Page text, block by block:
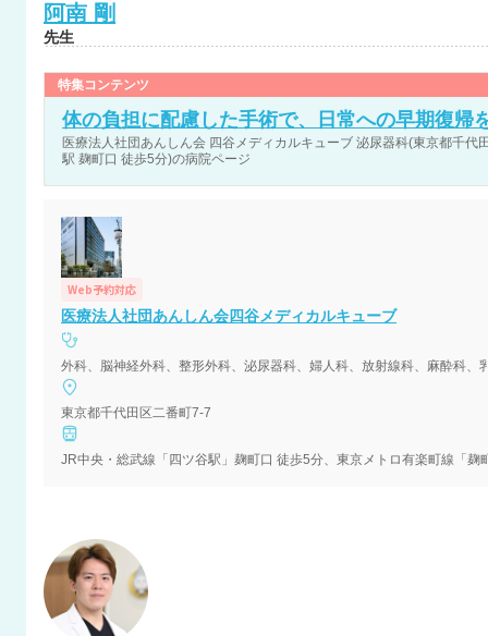
阿南 剛
先生
特集コンテンツ
体の負担に配慮した手術で、日常への早期復帰
医療法人社団あんしん会 四谷メディカルキューブ 泌尿器科(東京都千代
駅 麹町口 徒歩5分)の病院ページ
Web予約対応
医療法人社団あんしん会四谷メディカルキューブ
東京都千代田区二番町7-7
JR中央・総武線「四ツ谷駅」麹町口 徒歩5分、東京メトロ有楽町線「麹